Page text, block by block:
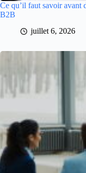
Ce qu’il faut savoir avant
B2B
juillet 6, 2026